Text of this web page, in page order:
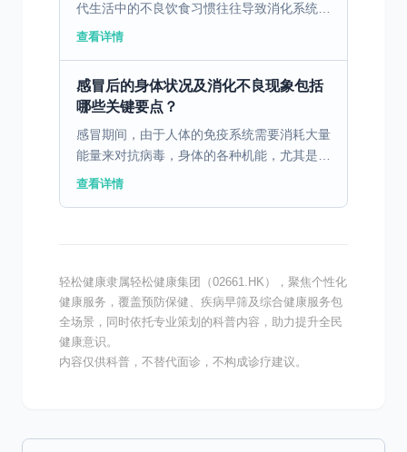
代生活中的不良饮食习惯往往导致消化系统疾
病的高发。通过科学合理的饮食调理，可以有
查看详情
感冒后的身体状况及消化不良现象包括
哪些关键要点？
感冒期间，由于人体的免疫系统需要消耗大量
能量来对抗病毒，身体的各种机能，尤其是消
化系统，可能会受到影响。免疫系统启动后，
查看详情
轻松健康隶属轻松健康集团（02661.HK），聚焦个性化
健康服务，覆盖预防保健、疾病早筛及综合健康服务包
全场景，同时依托专业策划的科普内容，助力提升全民
健康意识。
内容仅供科普，不替代面诊，不构成诊疗建议。